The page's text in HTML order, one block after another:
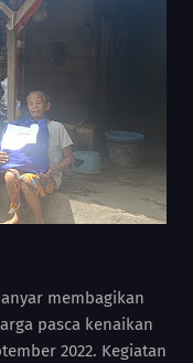
membagikan
pasca kenaikan
2022. Kegiatan